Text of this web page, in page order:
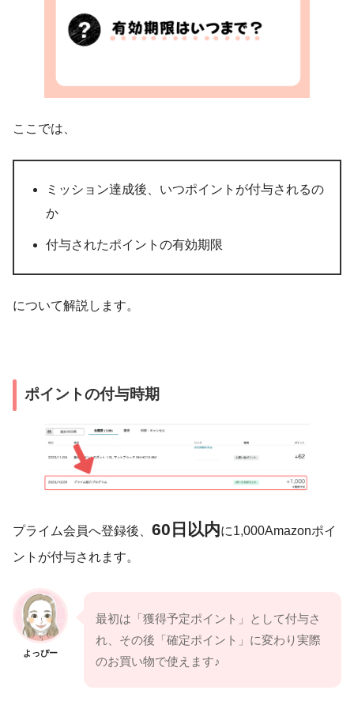
ここでは、
ミッション達成後、いつポイントが付与されるの
か
付与されたポイントの有効期限
について解説します。
ポイントの付与時期
プライム会員へ登録後、 60日以内に1,000Amazonポイ
ントが付与されます。
よっぴー
最初は「獲得予定ポイント」として付与さ
れ、その後「確定ポイント」に変わり実際
のお買い物で使えます♪